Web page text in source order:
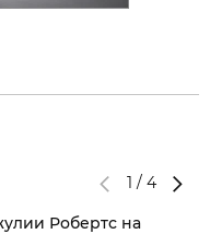
1 / 4
Робертс на